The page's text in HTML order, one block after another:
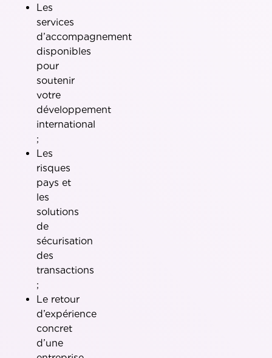
Les
services
d’accompagnement
disponibles
pour
soutenir
votre
développement
international
;
Les
risques
pays et
les
solutions
de
sécurisation
des
transactions
;
Le retour
d’expérience
concret
d’une